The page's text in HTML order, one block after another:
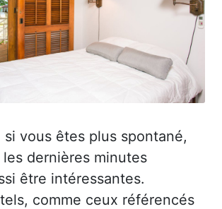
si vous êtes plus spontané,
dernières minutes
être intéressantes.
comme ceux référencés